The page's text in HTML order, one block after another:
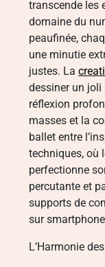
transcende les
domaine du
peaufinée,
une minutie
justes. La
dessiner un joli
réflexion
masses et la
ballet entre
techniques, où
perfectionne
percutante et
supports de
sur
L’Harmonie